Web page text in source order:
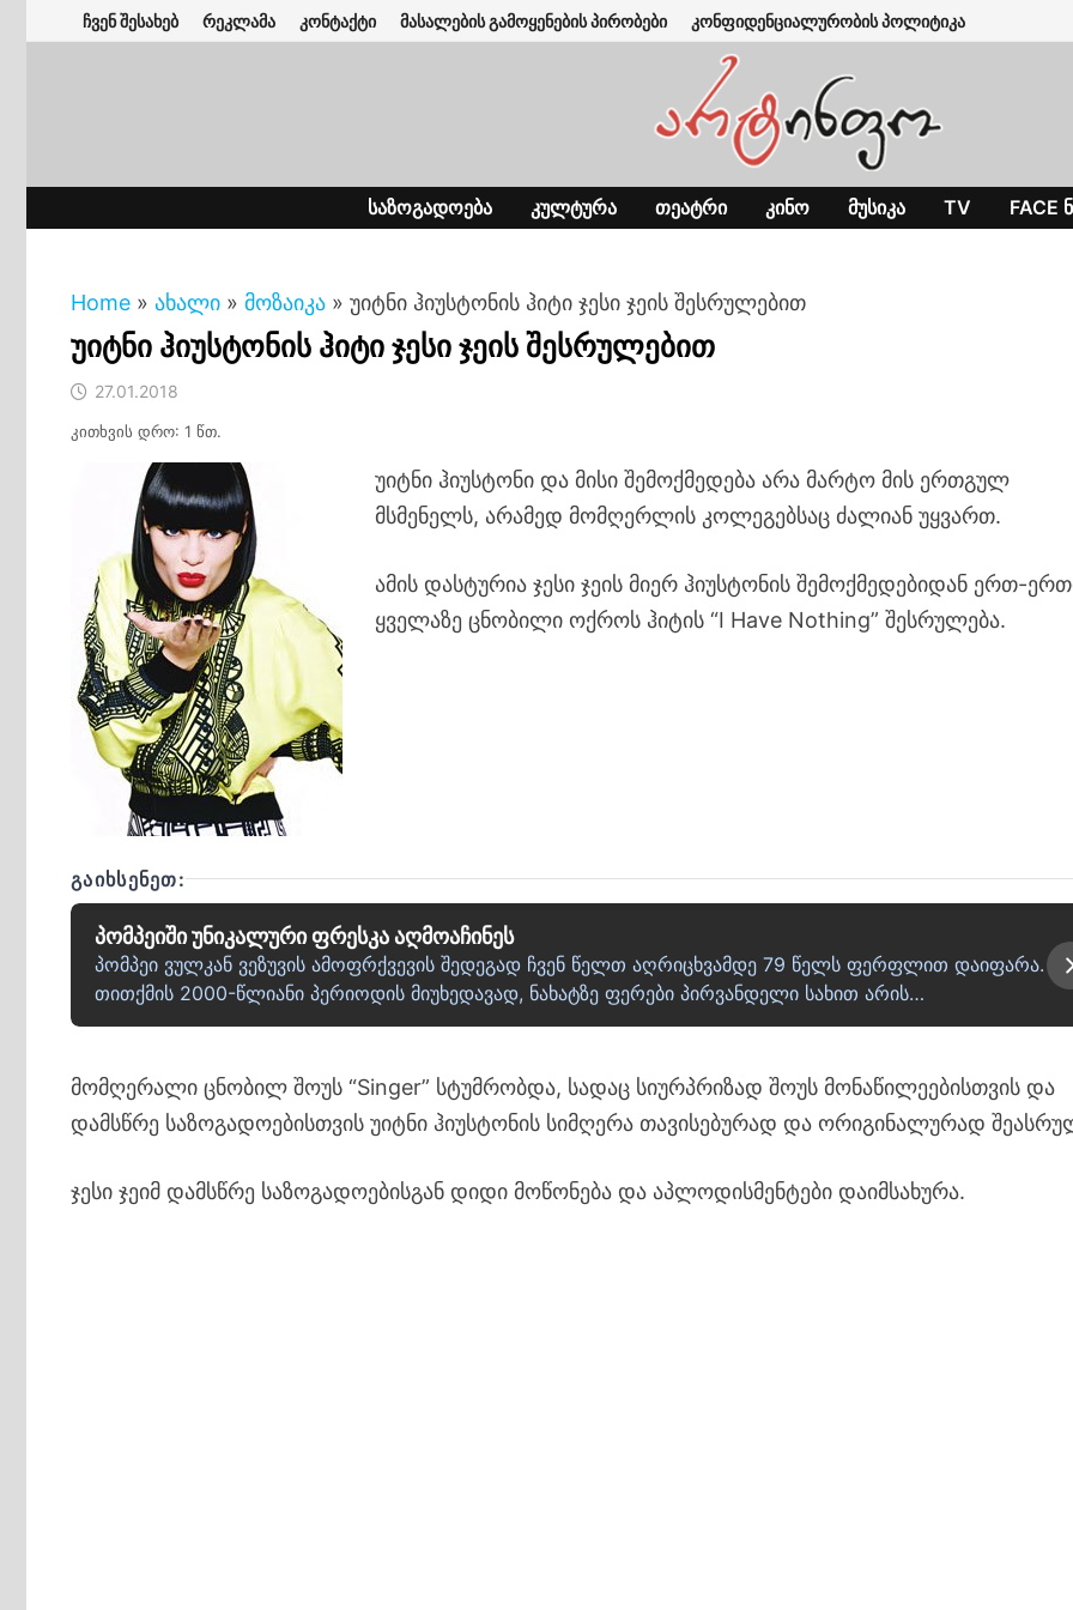
to
ჩვენ შესახებ რეკლამა კონტაქტი მასალების გამოყენების პირობები კონფიდენციალურობის პოლიტიკა
ᲡᲐᲖᲝᲒᲐᲓᲝᲔᲑᲐ ᲙᲣᲚᲢᲣᲠᲐ ᲗᲔᲐᲢᲠᲘ ᲙᲘᲜᲝ ᲛᲣᲡᲘᲙᲐ TV FACE
Home » ახალი » მოზაიკა » უიტნი ჰიუსტონის ჰიტი ჯესი ჯეის შესრულებით
უიტნი ჰიუსტონის ჰიტი ჯესი ჯეის შესრულებით
27.01.2018
კითხვის დრო: 1 წთ.
უიტნი ჰიუსტონი და მისი შემოქმედება არა მარტო მის ერთგულ
მსმენელს, არამედ მომღერლის კოლეგებსაც ძალიან უყვართ.
ამის დასტურია ჯესი ჯეის მიერ ჰიუსტონის შემოქმედებიდან ერთ-
ყველაზე ცნობილი ოქროს ჰიტის “I Have Nothing” შესრულება.
ᲒᲐᲘᲮᲡᲔᲜᲔᲗ:
პომპეიში უნიკალური ფრესკა აღმოაჩინეს
პომპეი ვულკან ვეზუვის ამოფრქვევის შედეგად ჩვენ წელთ აღრიცხვამდე 79 წელს ფერფლით დაიფარა.
თითქმის 2000-წლიანი პერიოდის მიუხედავად, ნახატზე ფერები პირვანდელი სახით არის…
მომღერალი ცნობილ შოუს “Singer” სტუმრობდა, სადაც სიურპრიზად შოუს მონაწილეებისთვის და
დამსწრე საზოგადოებისთვის უიტნი ჰიუსტონის სიმღერა თავისებურად და ორიგინალურად
ჯესი ჯეიმ დამსწრე საზოგადოებისგან დიდი მოწონება და აპლოდისმენტები დაიმსახურა.